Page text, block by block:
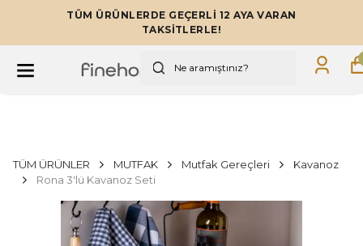
TÜM ÜRÜNLERDE GEÇERLİ 12 AYA VARAN
TAKSİTLERLE!
TÜM ÜRÜNLER MUTFAK Mutfak Gereçleri
Kavanoz
Rona 3'lü Kavanoz Seti